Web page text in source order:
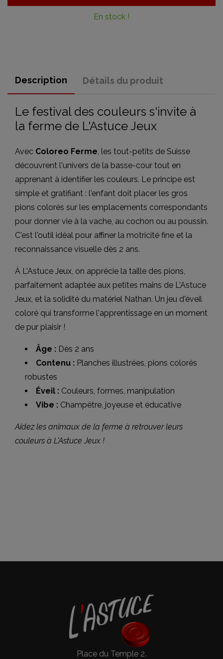
En stock !
Description Détails du produit
Le festival des couleurs s'invite à
la ferme de L'Astuce Jeux
Avec Coloreo Ferme, les tout-petits de Suisse
découvrent l'univers de la basse-cour tout en
apprenant à identifier les couleurs. Le principe est
simple et gratifiant : l'enfant doit placer les gros
pions colorés sur les emplacements correspondants
pour donner vie à la vache, au cochon ou au poussin.
C'est l'outil idéal pour affiner la motricité fine et la
reconnaissance visuelle dès 2 ans.
À L'Astuce Jeux, on apprécie la taille des pions,
parfaitement adaptée aux petites mains de L'Astuce
Jeux, et la solidité du matériel Nathan. Un jeu d'éveil
coloré qui transforme l'apprentissage en un moment
de pur plaisir !
Âge : Dès 2 ans
Contenu : Planches illustrées, pions colorés
robustes
Éveil : Couleurs, formes, manipulation
Vibe : Champêtre, joyeuse et éducative
Aidez les animaux de la ferme à retrouver leurs
couleurs à L'Astuce Jeux !
Place du Temple 2.